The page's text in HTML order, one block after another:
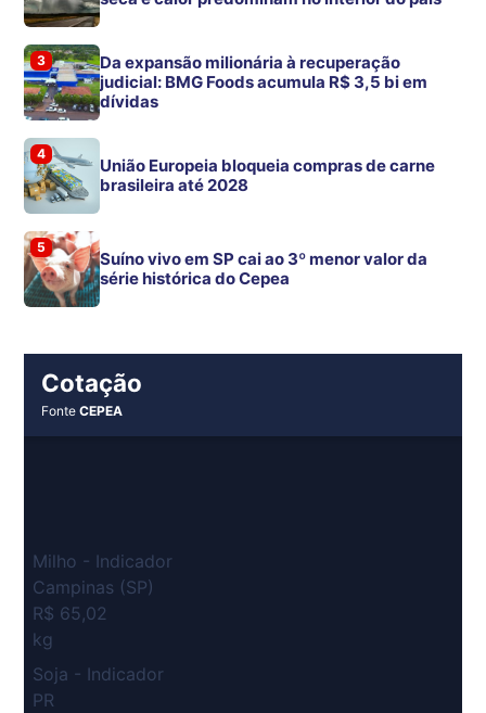
3
Da expansão milionária à recuperação
judicial: BMG Foods acumula R$ 3,5 bi em
dívidas
4
União Europeia bloqueia compras de carne
brasileira até 2028
5
Suíno vivo em SP cai ao 3º menor valor da
série histórica do Cepea
Cotação
FonteCEPEA
Milho - Indicador
Campinas (SP)
R$ 65,02
kg
Soja - Indicador
PR